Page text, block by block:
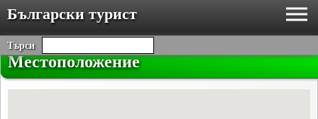
Български турист
Търси
Местоположение